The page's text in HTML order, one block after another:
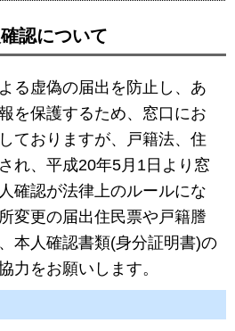
認について
る虚偽の届出を防止し、あ
を保護するため、窓口にお
ておりますが、戸籍法、住
れ、平成20年5月1日より窓
確認が法律上のルールにな
変更の届出住民票や戸籍謄
本人確認書類(身分証明書)の
力をお願いします。